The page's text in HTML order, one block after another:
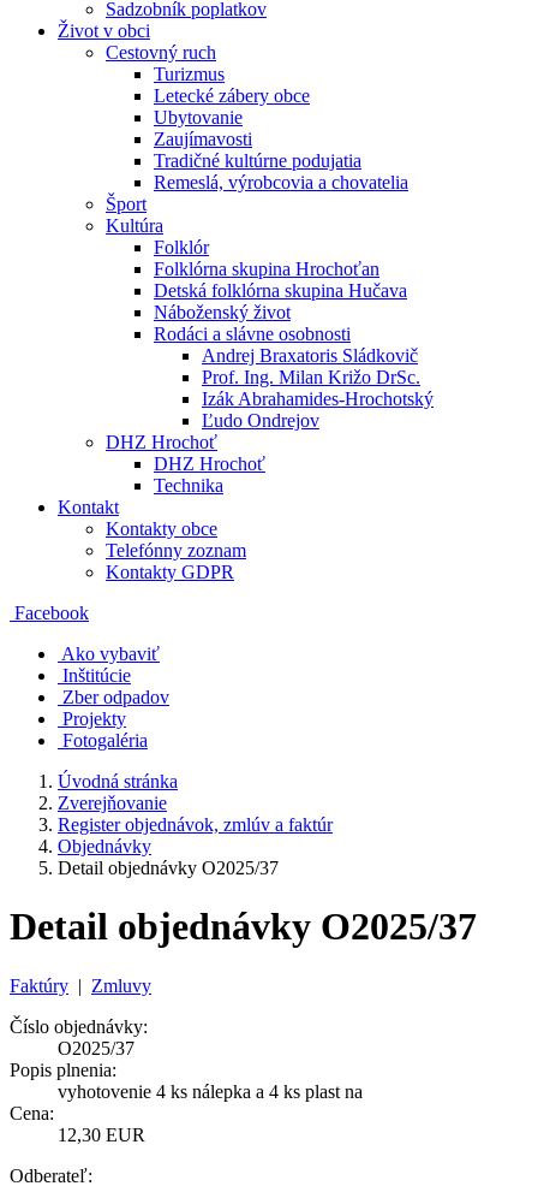
Sadzobník poplatkov
Život v obci
Cestovný ruch
Turizmus
Letecké zábery obce
Ubytovanie
Zaujímavosti
Tradičné kultúrne podujatia
Remeslá, výrobcovia a chovatelia
Šport
Kultúra
Folklór
Folklórna skupina Hrochoťan
Detská folklórna skupina Hučava
Náboženský život
Rodáci a slávne osobnosti
Andrej Braxatoris Sládkovič
Prof. Ing. Milan Križo DrSc.
Izák Abrahamides-Hrochotský
Ľudo Ondrejov
DHZ Hrochoť
DHZ Hrochoť
Technika
Kontakt
Kontakty obce
Telefónny zoznam
Kontakty GDPR
Facebook
Ako vybaviť
Inštitúcie
Zber odpadov
Projekty
Fotogaléria
Úvodná stránka
Zverejňovanie
Register objednávok, zmlúv a faktúr
Objednávky
Detail objednávky O2025/37
Detail objednávky O2025/37
Faktúry | Zmluvy
Číslo objednávky:
O2025/37
Popis plnenia:
vyhotovenie 4 ks nálepka a 4 ks plast na
Cena:
12,30 EUR
Odberateľ: